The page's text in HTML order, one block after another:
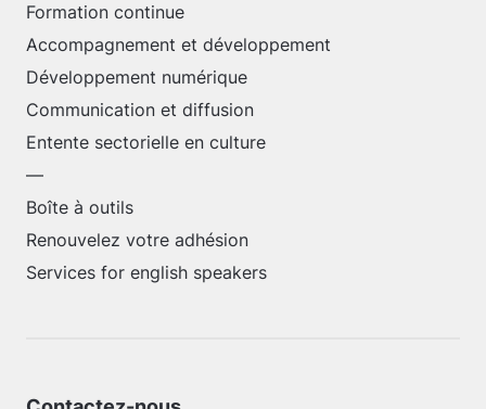
Formation continue
Accompagnement et développement
Développement numérique
Communication et diffusion
Entente sectorielle en culture
—
Boîte à outils
Renouvelez votre adhésion
Services for english speakers